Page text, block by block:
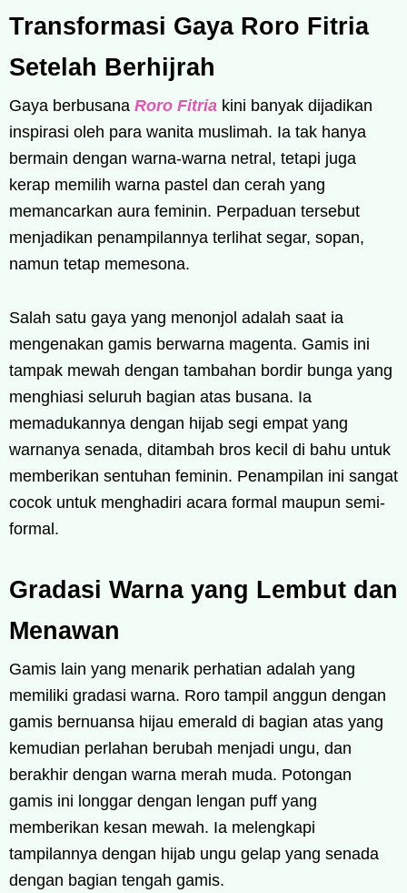
Transformasi Gaya Roro Fitria
Setelah Berhijrah
Gaya berbusana Roro Fitria kini banyak dijadikan
inspirasi oleh para wanita muslimah. Ia tak hanya
bermain dengan warna-warna netral, tetapi juga
kerap memilih warna pastel dan cerah yang
memancarkan aura feminin. Perpaduan tersebut
menjadikan penampilannya terlihat segar, sopan,
namun tetap memesona.
Salah satu gaya yang menonjol adalah saat ia
mengenakan gamis berwarna magenta. Gamis ini
tampak mewah dengan tambahan bordir bunga yang
menghiasi seluruh bagian atas busana. Ia
memadukannya dengan hijab segi empat yang
warnanya senada, ditambah bros kecil di bahu untuk
memberikan sentuhan feminin. Penampilan ini sangat
cocok untuk menghadiri acara formal maupun semi-
formal.
Gradasi Warna yang Lembut dan
Menawan
Gamis lain yang menarik perhatian adalah yang
memiliki gradasi warna. Roro tampil anggun dengan
gamis bernuansa hijau emerald di bagian atas yang
kemudian perlahan berubah menjadi ungu, dan
berakhir dengan warna merah muda. Potongan
gamis ini longgar dengan lengan puff yang
memberikan kesan mewah. Ia melengkapi
tampilannya dengan hijab ungu gelap yang senada
dengan bagian tengah gamis.